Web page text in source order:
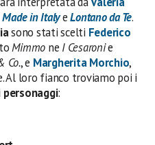
Made in ItalyeLontano da Te.
sono stati scelti Federico
Mimmo ne I Cesaronie
Co., e Margherita Morchio,
Al loro fianco troviamo poi i
personaggi: